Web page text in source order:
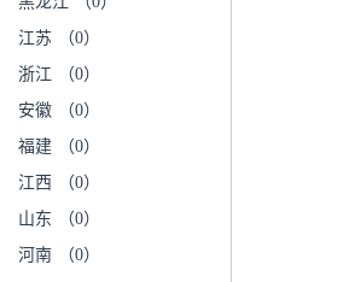
江苏
（0）
浙江
（0）
安徽
（0）
福建
（0）
江西
（0）
山东
（0）
河南
（0）